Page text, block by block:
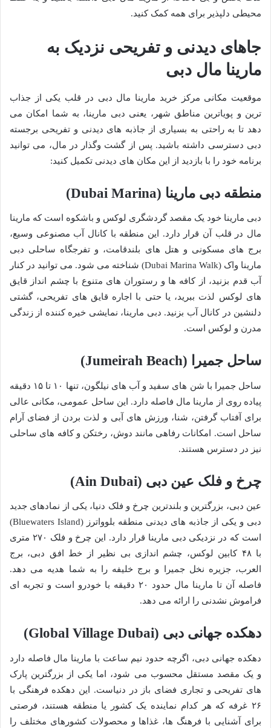
محیطی دلپذیر برای همه کمک کنید.
جاهای دیدنی و تفریحی نزدیک به
مارینا مال دبی
موقعیت مکانی مرکز خرید مارینا مال دبی در قلب یکی از جذاب
ترین و پویاترین مناطق شهر، یعنی دبی مارینا، به شما امکان می
دهد تا به راحتی به بسیاری از جاذبه های دیدنی و تفریحی برجسته
دبی دسترسی داشته باشید. پس از گشت وگذار در مال، می توانید
برنامه خود را با بازدید از این مکان های دیدنی تکمیل کنید:
منطقه دبی مارینا (Dubai Marina)
دبی مارینا خود یک مقصد گردشگری لوکس و باشکوه است که مارینا
مال در قلب آن قرار دارد. این منطقه با کانال آب مصنوعی وسیع،
برج های مسکونی و هتل های بلندقامت، و تفرجگاه ساحلی دبی
مارینا واک (Dubai Marina Walk) شناخته می شود. می توانید در کنار
آب قدم بزنید، از کافه ها و رستوران های متنوع با چشم انداز قایق
های لوکس لذت ببرید، یا حتی با اجاره قایق های تفریحی، گشتی
دلنشین در کانال آب بزنید. دبی مارینا، نمایشی خیره کننده از زندگی
مدرن و لوکس است.
ساحل جمیرا (Jumeirah Beach)
ساحل جمیرا با شن های سفید و آب های نیلگون، تنها ۱۰ تا ۱۵ دقیقه
پیاده روی از مارینا مال فاصله دارد. این ساحل عمومی، مکانی عالی
برای آفتاب گرفتن، شنا، ورزش های آبی و لذت بردن از فضای آرام
ساحل است. امکانات رفاهی مانند دوش، رختکن و کافه های ساحلی
نیز در دسترس هستند.
چرخ و فلک عین دبی (Ain Dubai)
عین دبی، بزرگترین و بلندترین چرخ و فلک دنیا، یکی از نمادهای جدید
دبی و یکی از جاذبه های دیدنی منطقه بلوواترز (Bluewaters Island)
است که در نزدیکی دبی مارینا قرار دارد. این چرخ و فلک ۲۷۰ متری
با ۴۸ کابین لوکس، چشم اندازی بی نظیر از خط افق دبی، برج
العرب، جزیره نخل جمیرا و برج خلیفه را به شما هدیه می دهد.
فاصله آن تا مارینا مال حدود ۲۰ دقیقه با خودرو است و تجربه ای
فراموش نشدنی را ارائه می دهد.
دهکده جهانی دبی (Global Village Dubai)
دهکده جهانی دبی، اگرچه حدود نیم ساعت با مارینا مال فاصله دارد
و یک مقصد مستقل محسوب می شود، اما یکی از بزرگترین پارک
های تفریحی و تجاری فضای باز در دنیاست. این دهکده فرهنگی با
۲۶ غرفه که هر کدام نماینده یک کشور یا منطقه هستند، فرصتی
برای آشنایی با فرهنگ ها، غذاها و محصولات کشورهای مختلف را